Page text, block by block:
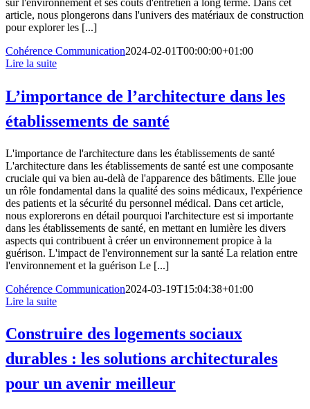
article, nous plongerons dans l'univers des matériaux de construction
pour explorer les [...]
Cohérence Communication2024-02-01T00:00:00+01:00
Lire la suite
L’importance de l’architecture dans les
établissements de santé
L'importance de l'architecture dans les établissements de santé
L'architecture dans les établissements de santé est une composante
cruciale qui va bien au-delà de l'apparence des bâtiments. Elle joue
un rôle fondamental dans la qualité des soins médicaux, l'expérience
des patients et la sécurité du personnel médical. Dans cet article,
nous explorerons en détail pourquoi l'architecture est si importante
dans les établissements de santé, en mettant en lumière les divers
aspects qui contribuent à créer un environnement propice à la
guérison. L'impact de l'environnement sur la santé La relation entre
l'environnement et la guérison Le [...]
Cohérence Communication2024-03-19T15:04:38+01:00
Lire la suite
Construire des logements sociaux
durables : les solutions architecturales
pour un avenir meilleur